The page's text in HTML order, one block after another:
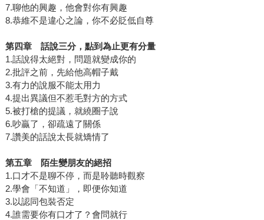
7.聊他的興趣，他會對你有興趣
8.恭維不是違心之論，你不必貶低自尊
第四章 話說三分，點到為止更有分量
1.話說得太絕對，問題就變成你的
2.批評之前，先給他高帽子戴
3.有力的說服不能太用力
4.提出異議但不惹毛對方的方式
5.被打槍的提議，就繞圈子說
6.吵贏了，卻疏遠了關係
7.讚美的話說太長就矯情了
第五章 陌生變朋友的絕招
1.口才不是聊不停，而是聆聽時觀察
2.學會「不知道」，即便你知道
3.以認同包裝否定
4.誰需要你有口才了？會問就行